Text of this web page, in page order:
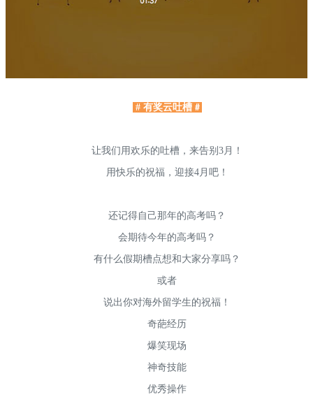
# 有奖云吐槽 #
让我们用欢乐的吐槽，来告别3月！
用快乐的祝福，迎接4月吧！
还记得自己那年的高考吗？
会期待今年的高考吗？
有什么假期槽点想和大家分享吗？
或者
说出你对海外留学生的祝福！
奇葩经历
爆笑现场
神奇技能
优秀操作